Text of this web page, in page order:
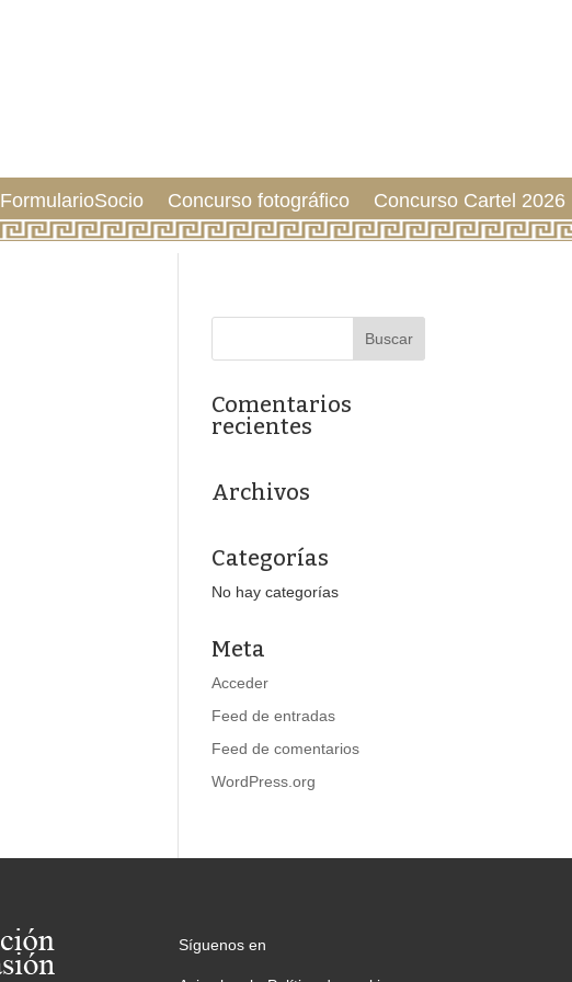
FormularioSocio Concurso fotográfico Concurso Cartel 2026
Comentarios
recientes
Archivos
Categorías
No hay categorías
Meta
Acceder
Feed de entradas
Feed de comentarios
WordPress.org
Síguenos en